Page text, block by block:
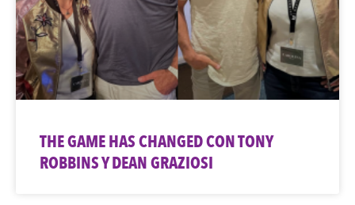
THE GAME HAS CHANGED CON TONY
ROBBINS Y DEAN GRAZIOSI